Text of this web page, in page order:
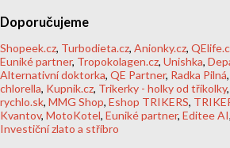
Doporučujeme
Shopeek.cz, Turbodieta.cz, Anionky.cz,
Euniké partner, Tropokolagen.cz, Unishka,
Alternativní doktorka, QE Partner, Radka Pilná,
chlorella, Kupnik.cz, Trikerky - holky od tříkolky,
rychlo.sk, MMG Shop, Eshop TRIKERS,
Kvantov, MotoKotel, Euniké partner, Editee AI,
Investiční zlato a stříbro